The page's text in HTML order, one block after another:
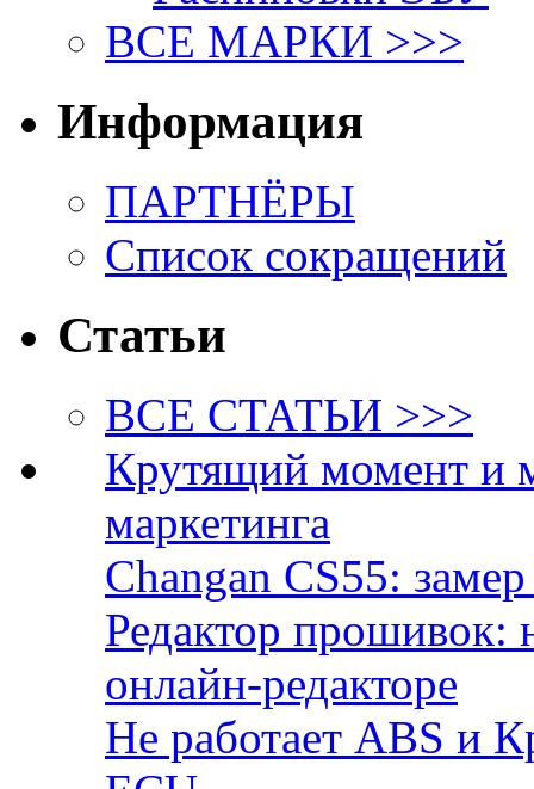
ВСЕ МАРКИ >>>
Информация
ПАРТНЁРЫ
Список сокращений
Статьи
ВСЕ СТАТЬИ >>>
Крутящий момент и
маркетинга
Changan CS55:
Редактор прошивок:
онлайн-редакторе
Не работает ABS и